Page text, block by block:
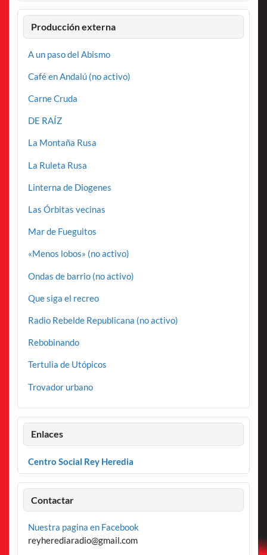
Producción externa
A un paso del Abismo
Café en Andalú (no activo)
Carne Cruda
DE RAÍZ
La Montaña Rusa
La Ruleta Rusa
Linterna de Diogenes
Las Órbitas vecinas
Mar de Fueguitos
«Menos lobos» (no activo)
Ondas de barrio (no activo)
Que siga el recreo
Radio Rebelde Republicana (no activo)
Rebobinando
Tertulia de Utópicos
Trovador urbano
Enlaces
Centro Social Rey Heredia
Contactar
Nuestra pagina en Facebook
reyherediaradio@gmail.com